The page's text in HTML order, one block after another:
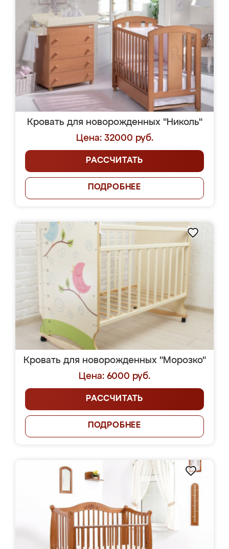
Кровать для новорожденных "Николь"
Цена: 32000 руб.
РАССЧИТАТЬ
ПОДРОБНЕЕ
Кровать для новорожденных "Морозко"
Цена: 6000 руб.
РАССЧИТАТЬ
ПОДРОБНЕЕ